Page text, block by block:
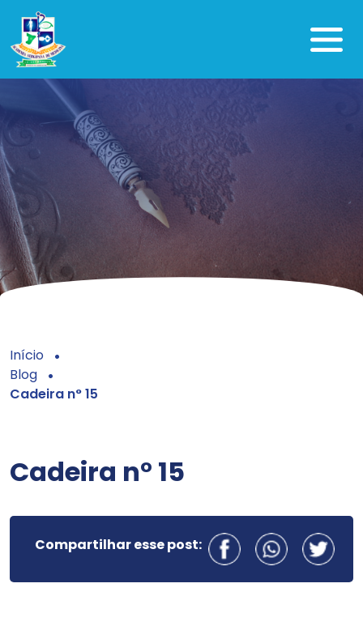
Início
Blog
Cadeira n° 15
Cadeira n° 15
Compartilhar esse post: